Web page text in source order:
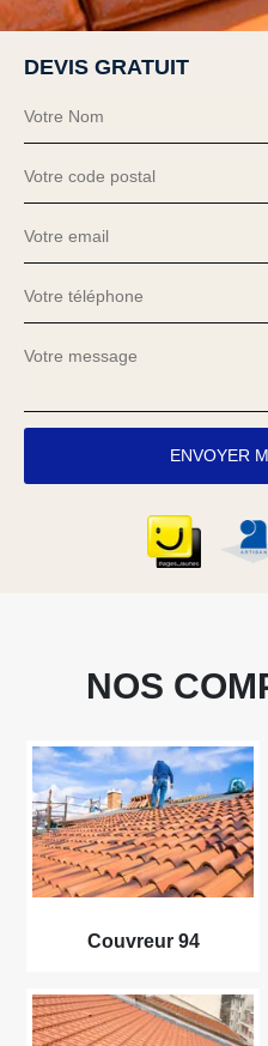
DEVIS GRATUIT
NOS
Couvreur 94